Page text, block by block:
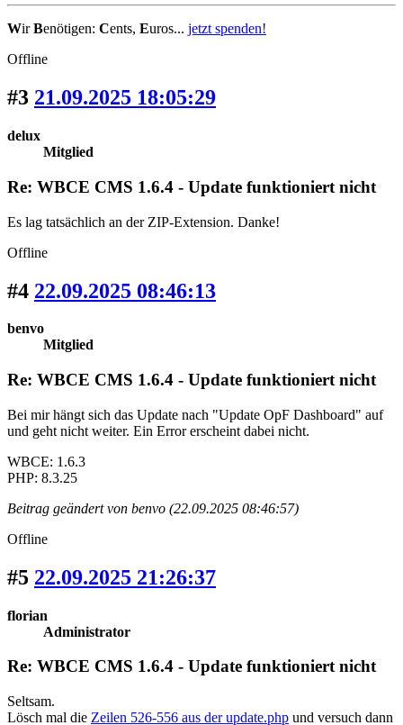
WirBenötigen: Cents, Euros... jetzt spenden!
Offline
#3 21.09.2025 18:05:29
delux
Mitglied
Re: WBCE CMS 1.6.4 - Update funktioniert nicht
Es lag tatsächlich an der ZIP-Extension. Danke!
Offline
#4 22.09.2025 08:46:13
benvo
Mitglied
Re: WBCE CMS 1.6.4 - Update funktioniert nicht
Bei mir hängt sich das Update nach "Update OpF Dashboard" auf
und geht nicht weiter. Ein Error erscheint dabei nicht.
WBCE: 1.6.3
PHP: 8.3.25
Beitrag geändert von benvo (22.09.2025 08:46:57)
Offline
#5 22.09.2025 21:26:37
florian
Administrator
Re: WBCE CMS 1.6.4 - Update funktioniert nicht
Seltsam.
Lösch mal die Zeilen 526-556 aus der update.php und versuch dann